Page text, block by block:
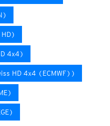
4x4)
HD 4x4 (ECMWF))